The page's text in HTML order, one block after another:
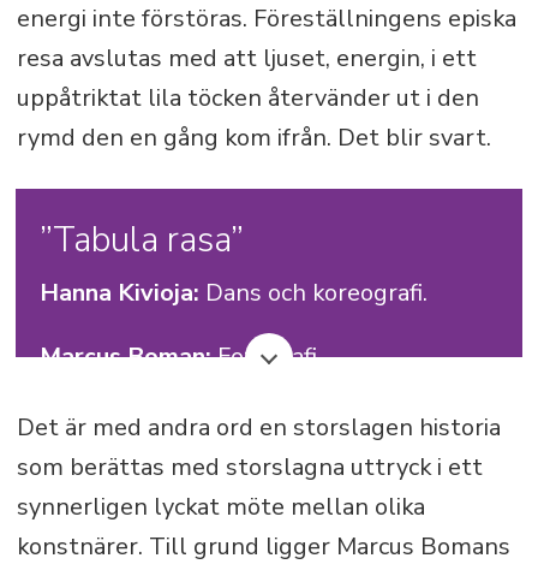
energi inte förstöras. Föreställningens episka
resa avslutas med att ljuset, energin, i ett
uppåtriktat lila töcken återvänder ut i den
rymd den en gång kom ifrån. Det blir svart.
”Tabula rasa”
Hanna Kivioja: Dans och koreografi.
Marcus Boman:Fotografi.
Jakob Sundström:Video.
Mathias Boman:Musik.
Sanna Isabell:Kostym- och scendesign.
Det är med andra ord en storslagen historia
som berättas med storslagna uttryck i ett
synnerligen lyckat möte mellan olika
konstnärer. Till grund ligger Marcus Bomans